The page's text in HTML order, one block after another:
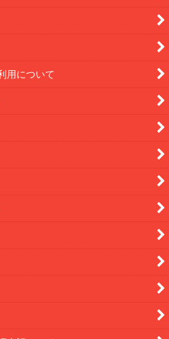
用について